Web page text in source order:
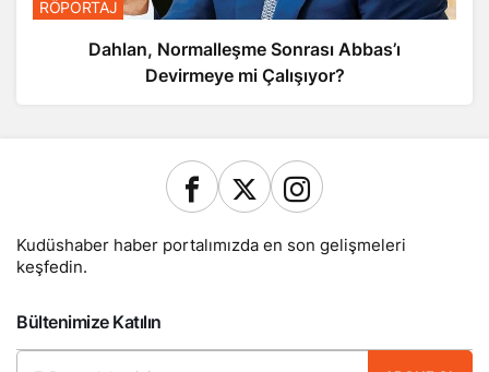
RÖPORTAJ
Dahlan, Normalleşme Sonrası Abbas’ı
Devirmeye mi Çalışıyor?
Kudüshaber haber portalımızda en son gelişmeleri
keşfedin.
Bültenimize Katılın